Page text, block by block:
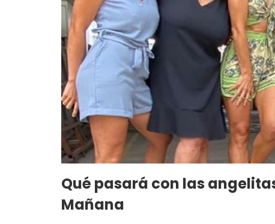
Qué pasará con las
Mañana